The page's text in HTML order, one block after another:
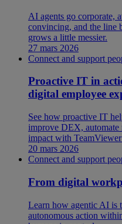
AI agents go corporate,
convincing, and the line
grows a little messier.
27 mars 2026
Connect and support
Proactive IT in
digital employee
See how proactive IT
improve DEX, automate
impact with
20 mars 2026
Connect and support
From digital
Learn how agentic AI is
autonomous action